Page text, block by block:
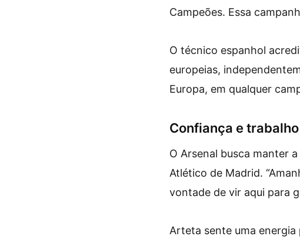
Campeões. Essa
O técnico espanhol
europeias,
Europa, em qualquer
Confiança e
O Arsenal busca manter
Atlético de Madrid.
vontade de vir aqui para
Arteta sente uma energia